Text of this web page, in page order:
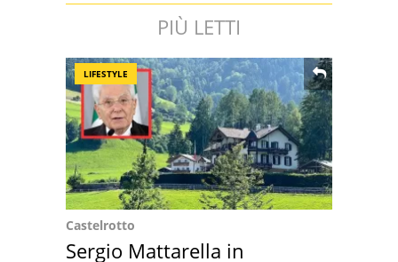
PIÙ LETTI
LIFESTYLE
Castelrotto
Sergio Mattarella in